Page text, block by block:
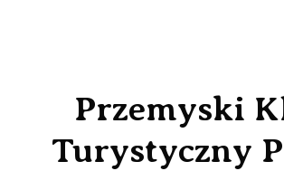
Przemyski
Turystyczny